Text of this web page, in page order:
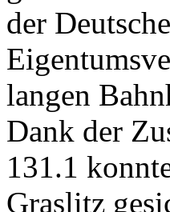
der
langen
Dank der
131.1
Graslitz